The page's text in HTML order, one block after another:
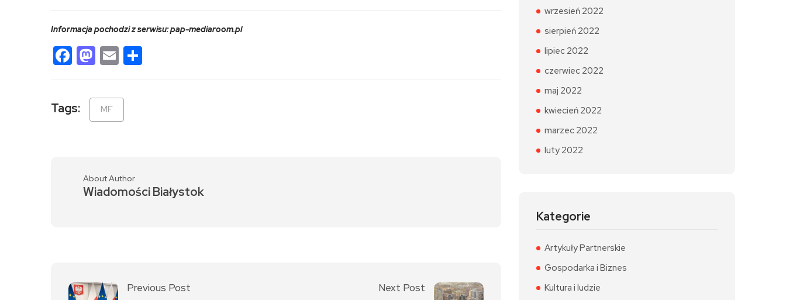
Informacja pochodzi z serwisu: pap-mediaroom.pl
Facebook
Mastodon
Email
Tags: MF
About Author
Wiadomości Białystok
Previous Post Next Post
wrzesień 2022
sierpień 2022
lipiec 2022
czerwiec 2022
maj 2022
kwiecień 2022
marzec 2022
luty 2022
Kategorie
Artykuły Partnerskie
Gospodarka i Biznes
Kultura i ludzie